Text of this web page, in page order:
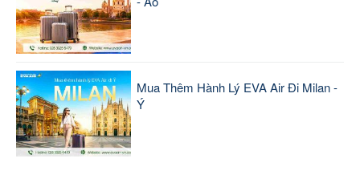
Mua Thêm Hành Lý EVA Air Đi Milan -
Ý